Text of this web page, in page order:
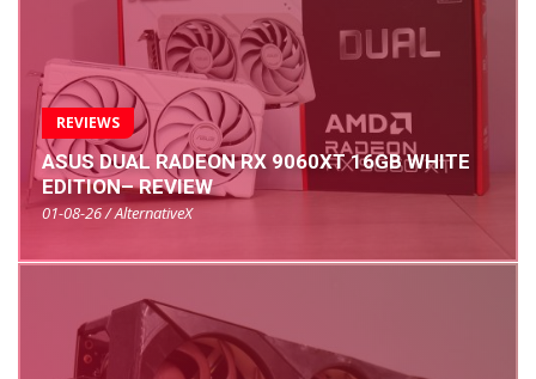
REVIEWS
ASUS DUAL RADEON RX 9060XT 16GB WHITE
EDITION– REVIEW
01-08-26 / AlternativeX